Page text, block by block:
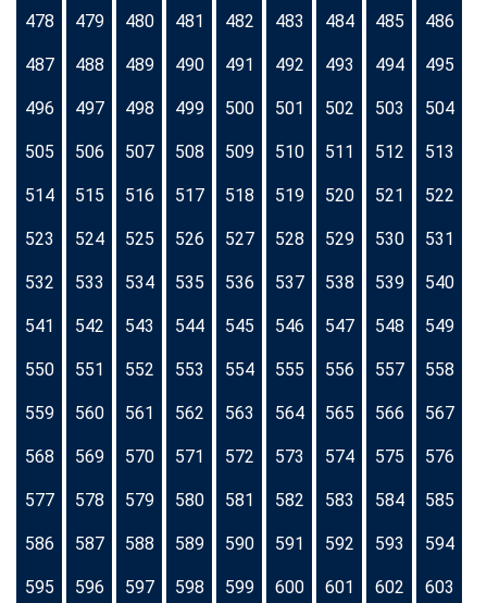
478 479 480 481 482 483 484 485 486
487 488 489 490 491 492 493 494 495
496 497 498 499 500 501 502 503 504
505 506 507 508 509 510 511 512 513
514 515 516 517 518 519 520 521 522
523 524 525 526 527 528 529 530 531
532 533 534 535 536 537 538 539 540
541 542 543 544 545 546 547 548 549
550 551 552 553 554 555 556 557 558
559 560 561 562 563 564 565 566 567
568 569 570 571 572 573 574 575 576
577 578 579 580 581 582 583 584 585
586 587 588 589 590 591 592 593 594
595 596 597 598 599 600 601 602 603